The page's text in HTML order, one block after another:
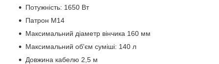
Потужність: 1650 Вт
Патрон М14
Максимальний діаметр вінчика 160 мм
Максимальний об'єм суміші: 140 л
Довжина кабелю 2,5 м